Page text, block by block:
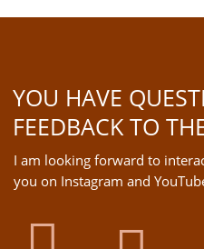
YOU HAVE
FEEDBACK TO
I am looking forward to
you on Instagram and